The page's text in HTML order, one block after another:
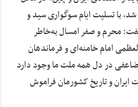
با تسلیت ایام سوگواری سید و
گفت: محرم و صفر امسال به‌خاطر
امام خامنه‌ای و فرماندهان
در دل همه ملت ما وجود دارد
و تاریخ کشورمان فراموش